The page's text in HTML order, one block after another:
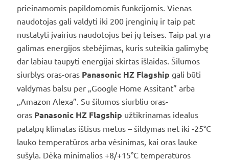
prieinamomis papildomomis funkcijomis. Vienas
naudotojas gali valdyti iki 200 įrenginių ir taip pat
nustatyti įvairius naudotojus bei jų teises. Taip pat yra
galimas energijos stebėjimas, kuris suteikia galimybę
dar labiau taupyti energijai skirtas išlaidas. Šilumos
siurblys oras-oras Panasonic HZ Flagship gali būti
valdymas balsu per „Google Home Assitant” arba
„Amazon Alexa”. Su šilumos siurbliu oras-
oras Panasonic HZ Flagship užtikrinamas idealus
patalpų klimatas ištisus metus – šildymas net iki -25°C
lauko temperatūros arba vėsinimas, kai oras lauke
sušyla. Dėka minimalios +8/+15°C temperatūros